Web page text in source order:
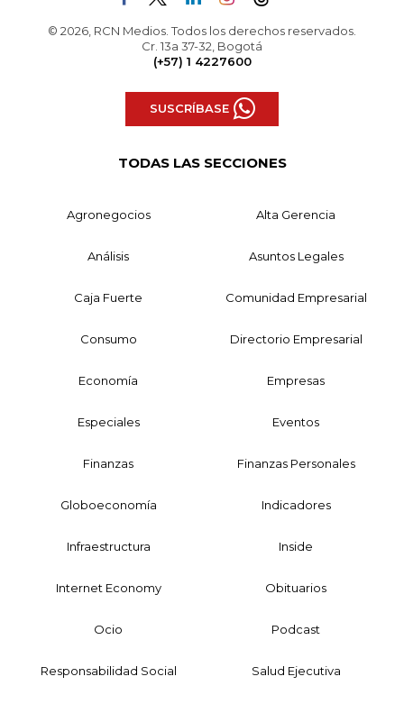
© 2026, RCN Medios. Todos los derechos reservados.
Cr. 13a 37-32, Bogotá
(+57) 1 4227600
SUSCRÍBASE
TODAS LAS SECCIONES
Agronegocios Alta Gerencia
Análisis Asuntos Legales
Caja Fuerte Comunidad Empresarial
Consumo Directorio Empresarial
Economía Empresas
Especiales Eventos
Finanzas Finanzas Personales
Globoeconomía Indicadores
Infraestructura Inside
Internet Economy Obituarios
Ocio Podcast
Responsabilidad Social Salud Ejecutiva